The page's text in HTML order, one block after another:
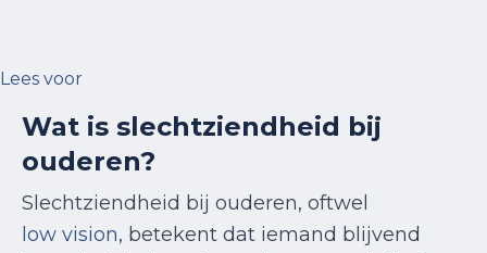
Lees voor
Wat is slechtziendheid bij
ouderen?
Slechtziendheid bij ouderen, oftwel
low vision, betekent dat iemand blijvend